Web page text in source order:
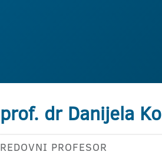
prof. dr Danijela
REDOVNI PROFESOR